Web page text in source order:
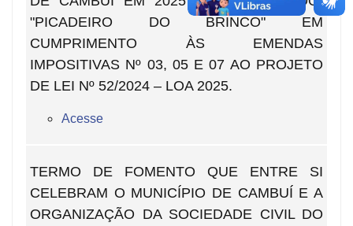
"PICADEIRO DO BRINCO" EM
CUMPRIMENTO ÀS EMENDAS
IMPOSITIVAS Nº 03, 05 E 07 AO PROJETO
DE LEI Nº 52/2024 – LOA 2025.
Acesse
TERMO DE FOMENTO QUE ENTRE SI
CELEBRAM O MUNICÍPIO DE CAMBUÍ E A
ORGANIZAÇÃO DA SOCIEDADE CIVIL DO